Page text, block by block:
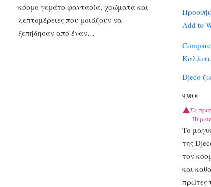
κόσμο γεμάτο φαντασία, χρώματα και
λεπτομέρειες που μοιάζουν να
ξεπήδησαν από έναν…
Add to
Compare
Djeco
9,90€
Σε
Το
της
τον
και
πρώτες